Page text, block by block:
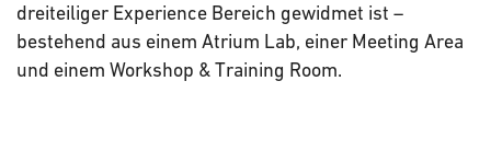
dreiteiliger Experience Bereich gewidmet ist –
bestehend aus einem Atrium Lab, einer Meeting Area
und einem Workshop & Training Room.